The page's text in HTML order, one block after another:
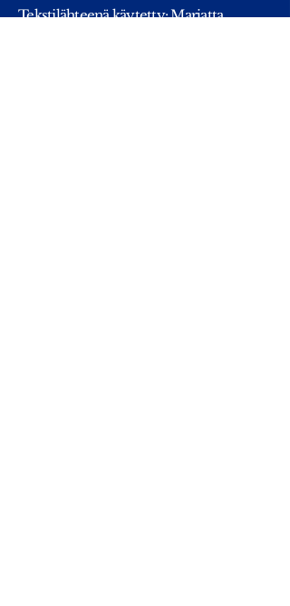
Tekstilähteenä käytetty: Marjatta